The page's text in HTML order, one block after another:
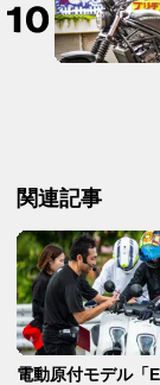
関連記事
電動原付モデル「